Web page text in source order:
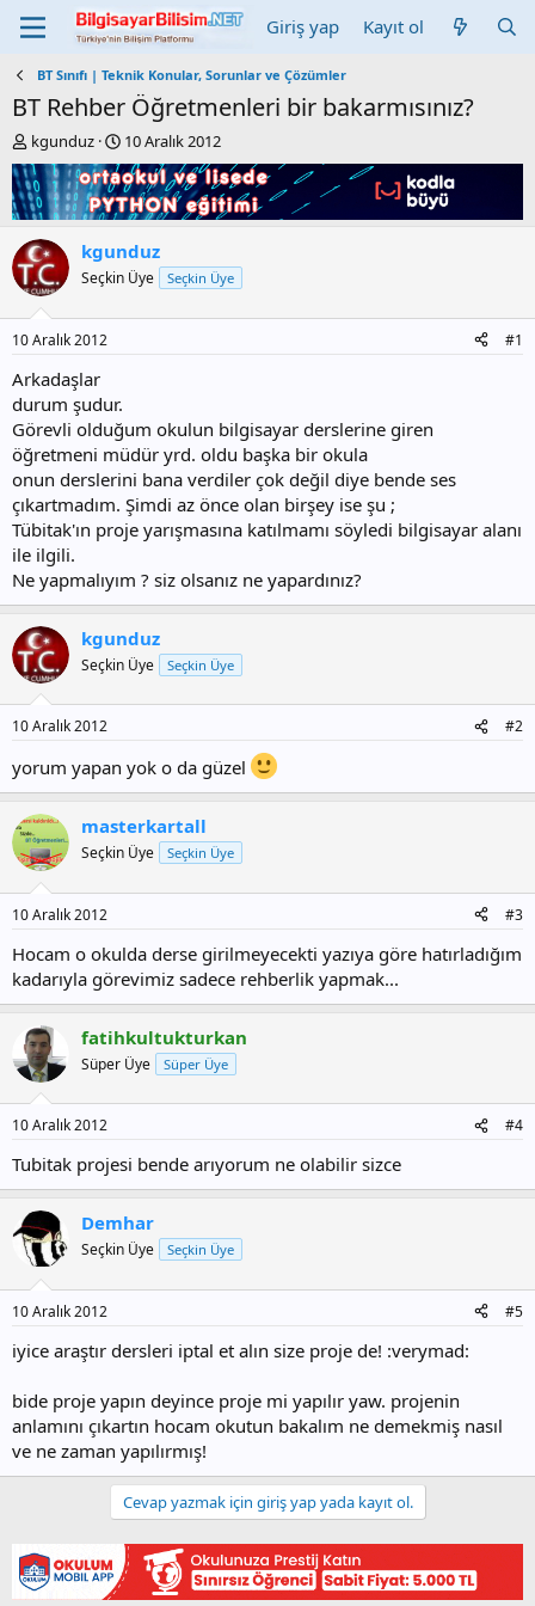
Giriş yap Kayıt ol
BT Sınıfı | Teknik Konular, Sorunlar ve Çözümler
BT Rehber Öğretmenleri bir bakarmısınız?
K
o
n
b
u
y
u
b
a
ş
l
a
t
a
n
kgunduz
B
a
ş
l
a
n
g
ı
a
i
10 Aralık 2012
kgunduz
Seçkin Üye Seçkin Üye
10 Aralık 2012 #1
Arkadaşlar
durum şudur.
Görevli olduğum okulun bilgisayar derslerine giren
öğretmeni müdür yrd. oldu başka bir okula
onun derslerini bana verdiler çok değil diye bende ses
çıkartmadım. Şimdi az önce olan birşey ise şu ;
Tübitak'ın proje yarışmasına katılmamı söyledi bilgisayar alanı
ile ilgili.
Ne yapmalıyım ? siz olsanız ne yapardınız?
kgunduz
Seçkin Üye Seçkin Üye
10 Aralık 2012 #2
yorum yapan yok o da güzel
masterkartall
Seçkin Üye Seçkin Üye
10 Aralık 2012 #3
Hocam o okulda derse girilmeyecekti yazıya göre hatırladığım
kadarıyla görevimiz sadece rehberlik yapmak...
fatihkultukturkan
Süper Üye Süper Üye
10 Aralık 2012 #4
Tubitak projesi bende arıyorum ne olabilir sizce
Demhar
Seçkin Üye Seçkin Üye
10 Aralık 2012 #5
iyice araştır dersleri iptal et alın size proje de! :verymad:
bide proje yapın deyince proje mi yapılır yaw. projenin
anlamını çıkartın hocam okutun bakalım ne demekmiş nasıl
ve ne zaman yapılırmış!
Cevap yazmak için giriş yap yada kayıt ol.